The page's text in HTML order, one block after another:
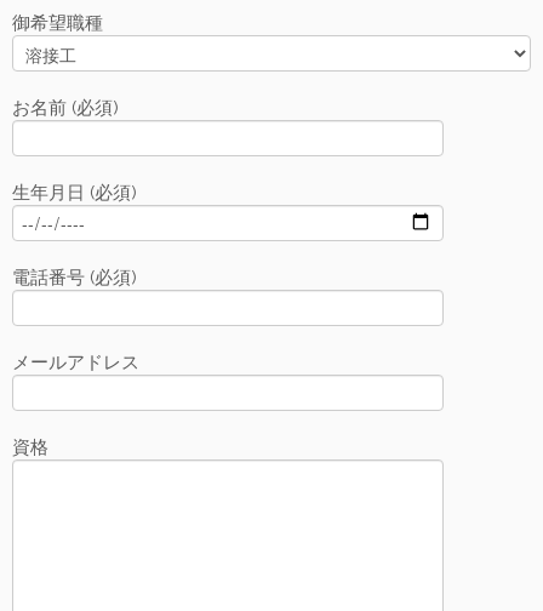
御希望職種
お名前 (必須)
生年月日 (必須)
電話番号 (必須)
メールアドレス
資格